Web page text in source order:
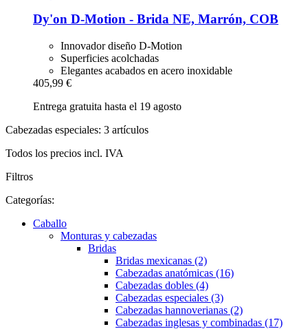
Dy'on D-​Motion -​ Brida NE, Marrón, COB
Innovador diseño D-Motion
Superficies acolchadas
Elegantes acabados en acero inoxidable
405,99 €
Entrega gratuita hasta el 19 agosto
Cabezadas especiales: 3 artículos
Todos los precios incl. IVA
Filtros
Categorías:
Caballo
Monturas y cabezadas
Bridas
Bridas mexicanas (2)
Cabezadas anatómicas (16)
Cabezadas dobles (4)
Cabezadas especiales (3)
Cabezadas hannoverianas (2)
Cabezadas inglesas y combinadas (17)